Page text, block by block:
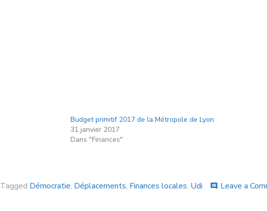
Budget primitif 2017 de la Métropole de Lyon
31 janvier 2017
Dans "Finances"
Tagged Démocratie, Déplacements, Finances locales, Udi comment Leave a